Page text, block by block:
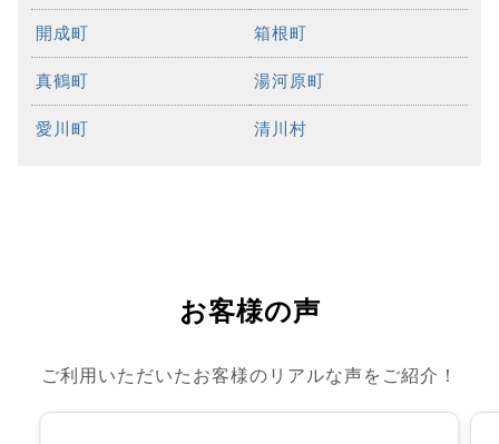
開成町 箱根町
真鶴町 湯河原町
愛川町 清川村
お客様の声
ご利用いただいたお客様のリアルな声をご紹介！